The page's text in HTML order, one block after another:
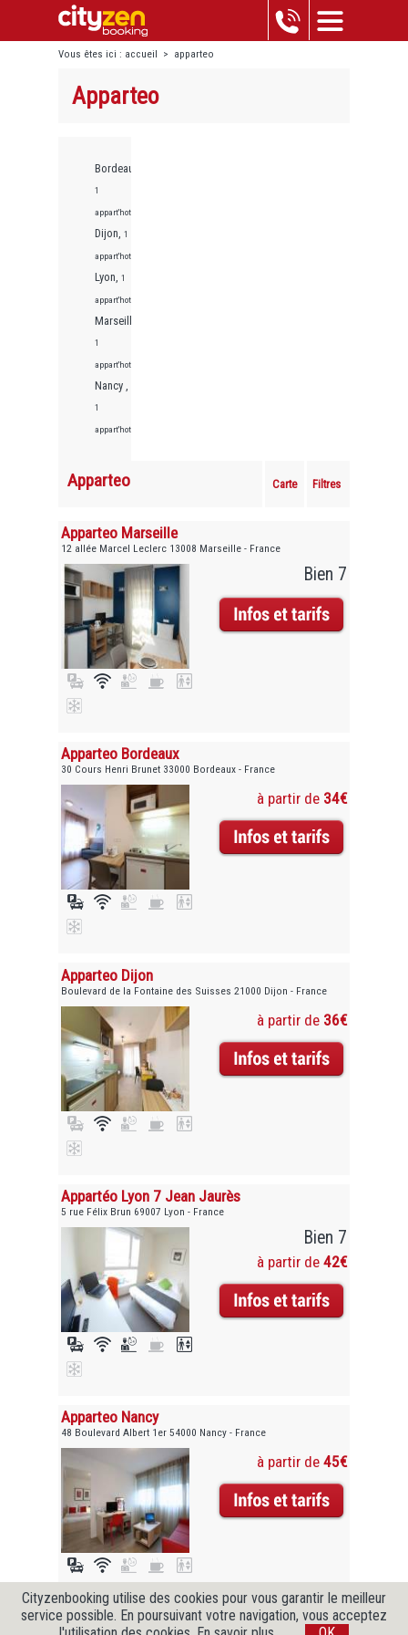
Vous êtes ici : accueil > apparteo
Apparteo
Bordeaux,
1
appart'hotels
Dijon, 1
appart'hotels
Lyon, 1
appart'hotels
Marseille,
1
appart'hotels
Nancy ,
1
appart'hotels
Apparteo Carte Filtres
Apparteo Marseille
12 allée Marcel Leclerc 13008 Marseille - France
Bien 7
Apparteo Bordeaux
30 Cours Henri Brunet 33000 Bordeaux - France
à partir de 34€
Apparteo Dijon
Boulevard de la Fontaine des Suisses 21000 Dijon - France
à partir de 36€
Appartéo Lyon 7 Jean Jaurès
5 rue Félix Brun 69007 Lyon - France
Bien 7
à partir de 42€
Apparteo Nancy
48 Boulevard Albert 1er 54000 Nancy - France
à partir de 45€
Cityzenbooking utilise des cookies pour vous garantir le meilleur
service possible. En poursuivant votre navigation, vous acceptez